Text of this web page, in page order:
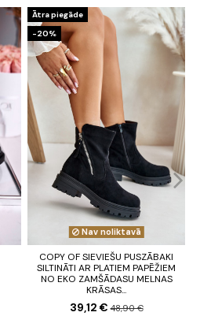
Ātra piegāde
-20%
Nav noliktavā
COPY OF SIEVIEŠU PUSZĀBAKI
SILTINĀTI AR PLATIEM PAPĒŽIEM
NO EKO ZAMŠĀDASU MELNAS
KRĀSAS...
39,12 €48,90 €